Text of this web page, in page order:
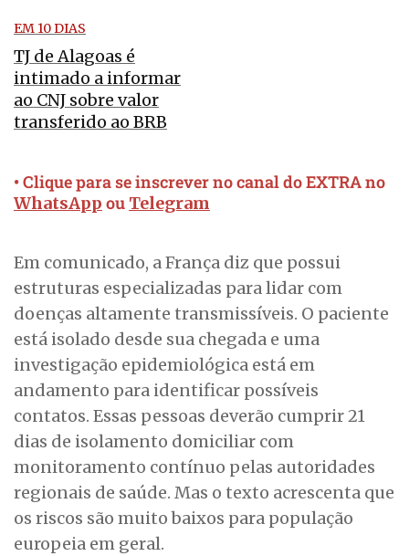
EM 10 DIAS
TJ de Alagoas é
intimado a informar
ao CNJ sobre valor
transferido ao BRB
• Clique para se inscrever no canal do EXTRA no
WhatsApp ou Telegram
Em comunicado, a França diz que possui
estruturas especializadas para lidar com
doenças altamente transmissíveis. O paciente
está isolado desde sua chegada e uma
investigação epidemiológica está em
andamento para identificar possíveis
contatos. Essas pessoas deverão cumprir 21
dias de isolamento domiciliar com
monitoramento contínuo pelas autoridades
regionais de saúde. Mas o texto acrescenta que
os riscos são muito baixos para população
europeia em geral.